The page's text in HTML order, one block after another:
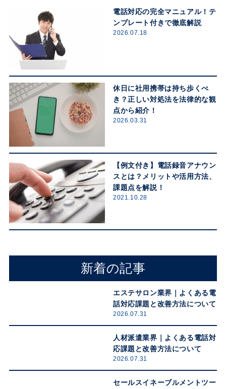
電話対応の完全マニュアル！テ
ンプレート付きで徹底解説
2026.07.18
休日に社用携帯は持ち歩くべ
き？正しい対処法を法律的な観
点から紹介！
2026.03.31
【例文付き】電話録音アナウン
スとは？メリットや活用方法、
課題点を解説！
2021.10.28
新着の記事
エステサロン業界｜よくある電
話対応課題と改善方法について
2026.07.31
人材派遣業界｜よくある電話対
応課題と改善方法について
2026.07.31
セールスイネーブルメントツー